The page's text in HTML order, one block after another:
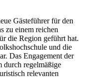
Gästeführer für den
zu einem reichen
die Region geführt hat.
und die
Das Engagement der
durch regelmäßige
relevanten